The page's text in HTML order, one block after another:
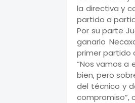
la directiva y
partido a
Por su parte
ganarlo
primer partido
“Nos vamos
bien, pero
del técnico y
compromiso”,